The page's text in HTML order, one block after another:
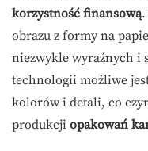
korzystność finansową.
obrazu z formy na
niezwykle wyraźnych i
technologii możliwe
kolorów i detali, co
produkcji opakowań